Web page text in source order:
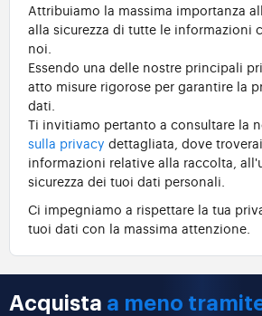
Attribuiamo la massima importanza
alla sicurezza di tutte le informazioni
noi.
Essendo una delle nostre principali
atto misure rigorose per garantire la
dati.
Ti invitiamo pertanto a consultare la
sulla privacy dettagliata, dove
informazioni relative alla raccolta,
sicurezza dei tuoi dati personali.
Ci impegniamo a rispettare la tua
tuoi dati con la massima attenzione.
Acquista a meno